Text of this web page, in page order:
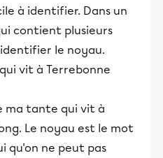
à identifier. Dans un
contient plusieurs
le noyau.
vit à Terrebonne
ma tante qui vit à
Le noyau est le mot
qu'on ne peut pas